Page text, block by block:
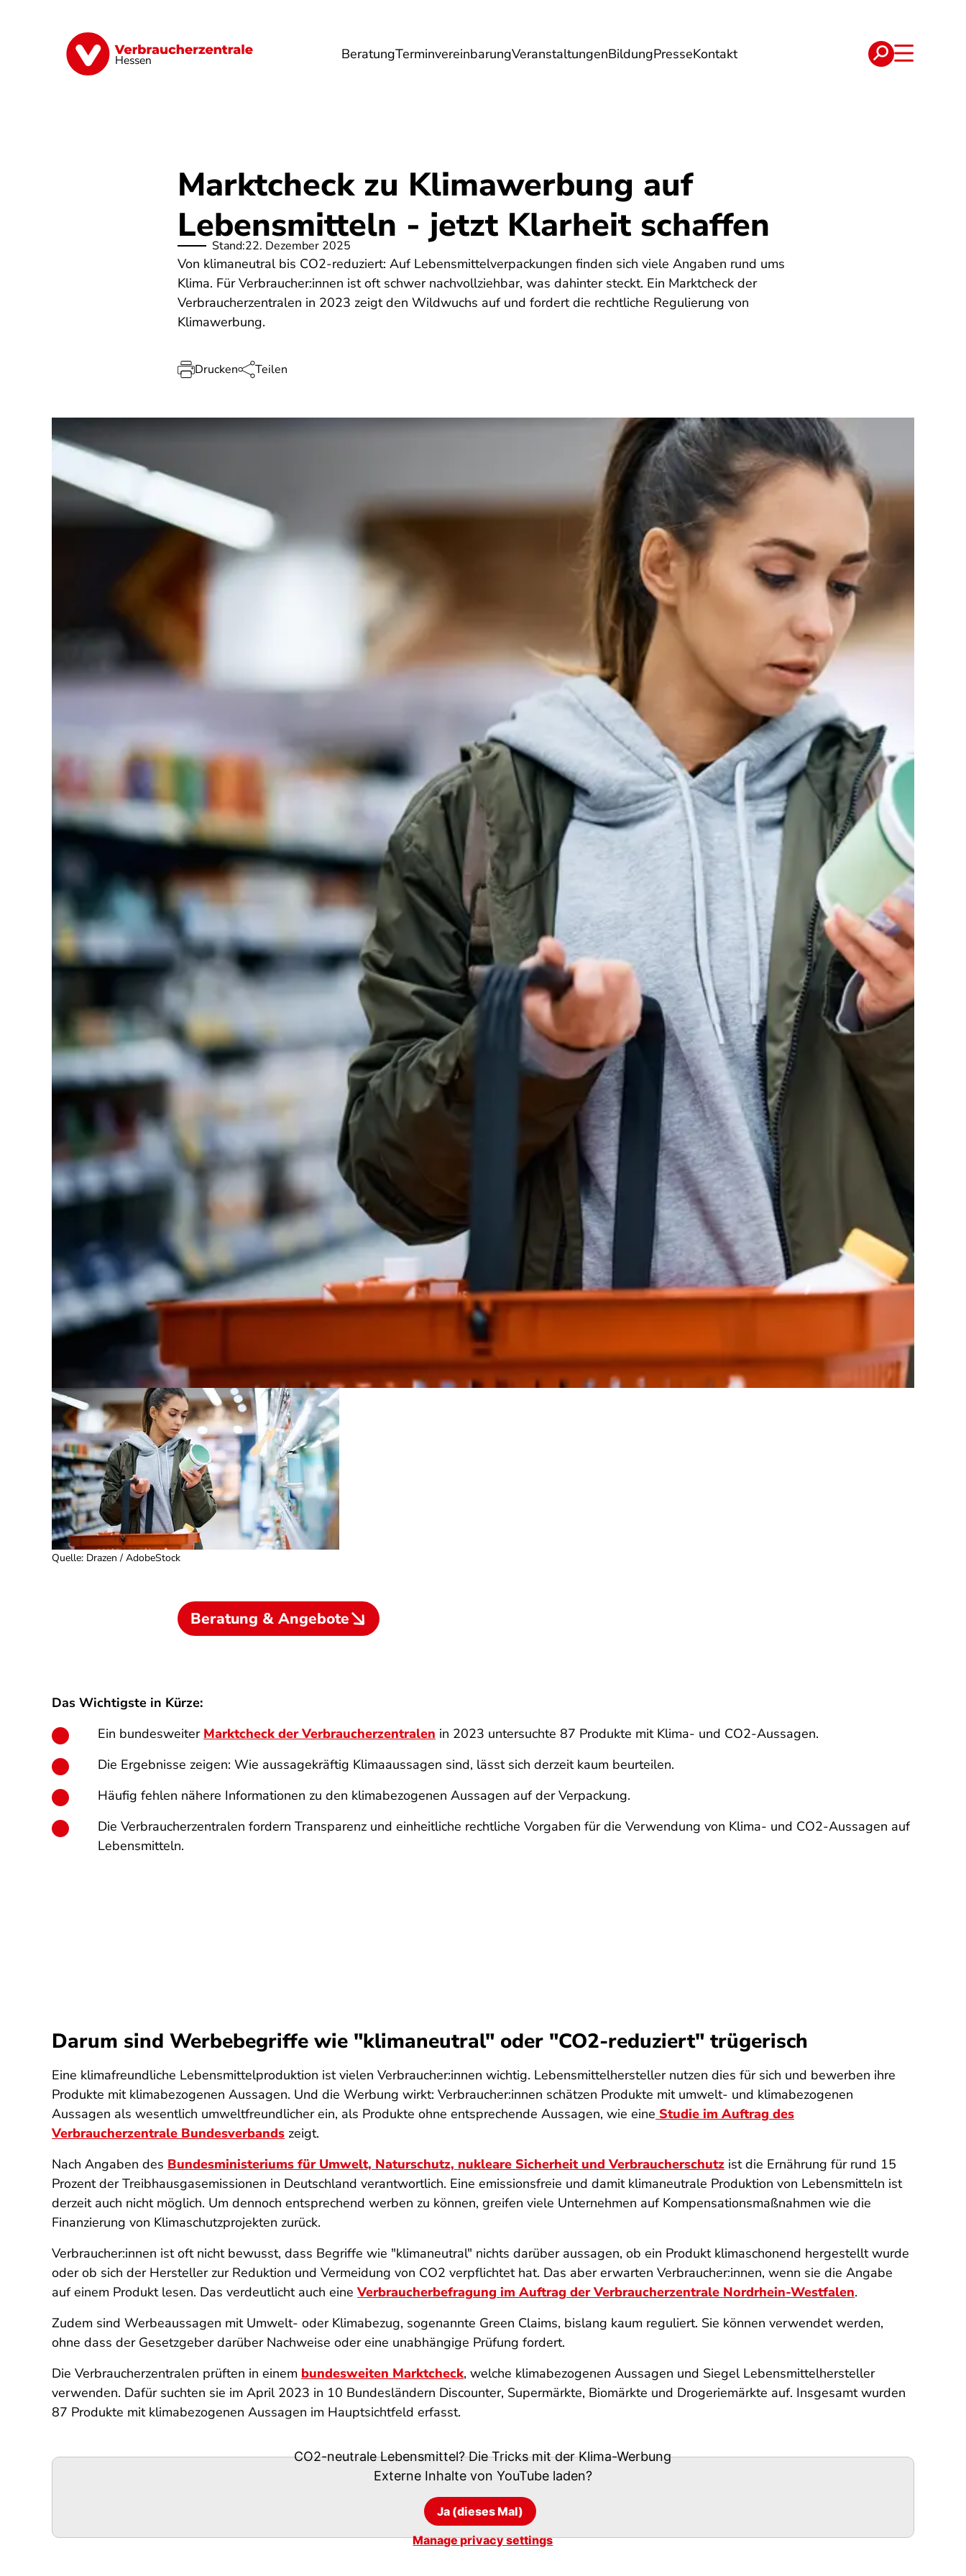
Hessen BeratungTerminvereinbarungVeranstaltungenBildungPresseKontakt
Digitales Energie Finanzen Gesundheit Lebensmittel Reise Umwelt Verträge
Marktcheck zu Klimawerbung auf
Lebensmitteln - jetzt Klarheit schaffen
Stand:22. Dezember 2025
Von klimaneutral bis CO2-reduziert: Auf Lebensmittelverpackungen finden sich viele Angaben rund ums
Klima. Für Verbraucher:innen ist oft schwer nachvollziehbar, was dahinter steckt. Ein Marktcheck der
Verbraucherzentralen in 2023 zeigt den Wildwuchs auf und fordert die rechtliche Regulierung von
Klimawerbung.
Drucken Teilen
Quelle: Drazen / AdobeStock
Beratung & Angebote
Das Wichtigste in Kürze:
Ein bundesweiter Marktcheck der Verbraucherzentralen in 2023 untersuchte 87 Produkte mit Klima- und CO2-Aussagen.
Die Ergebnisse zeigen: Wie aussagekräftig Klimaaussagen sind, lässt sich derzeit kaum beurteilen.
Häufig fehlen nähere Informationen zu den klimabezogenen Aussagen auf der Verpackung.
Die Verbraucherzentralen fordern Transparenz und einheitliche rechtliche Vorgaben für die Verwendung von Klima- und CO2-Aussagen auf
Lebensmitteln.
Darum sind Werbebegriffe wie "klimaneutral" oder "CO2-reduziert" trügerisch
Eine klimafreundliche Lebensmittelproduktion ist vielen Verbraucher:innen wichtig. Lebensmittelhersteller nutzen dies für sich und bewerben ihre
Produkte mit klimabezogenen Aussagen. Und die Werbung wirkt: Verbraucher:innen schätzen Produkte mit umwelt- und klimabezogenen
Aussagen als wesentlich umweltfreundlicher ein, als Produkte ohne entsprechende Aussagen, wie eine Studie im Auftrag des
Verbraucherzentrale Bundesverbands zeigt.
Nach Angaben des Bundesministeriums für Umwelt, Naturschutz, nukleare Sicherheit und Verbraucherschutz ist die Ernährung für rund 15
Prozent der Treibhausgasemissionen in Deutschland verantwortlich. Eine emissionsfreie und damit klimaneutrale Produktion von Lebensmitteln ist
derzeit auch nicht möglich. Um dennoch entsprechend werben zu können, greifen viele Unternehmen auf Kompensationsmaßnahmen wie die
Finanzierung von Klimaschutzprojekten zurück.
Verbraucher:innen ist oft nicht bewusst, dass Begriffe wie "klimaneutral" nichts darüber aussagen, ob ein Produkt klimaschonend hergestellt wurde
oder ob sich der Hersteller zur Reduktion und Vermeidung von CO2 verpflichtet hat. Das aber erwarten Verbraucher:innen, wenn sie die Angabe
auf einem Produkt lesen. Das verdeutlicht auch eineVerbraucherbefragung im Auftrag der Verbraucherzentrale Nordrhein-Westfalen.
Zudem sind Werbeaussagen mit Umwelt- oder Klimabezug, sogenannte Green Claims, bislang kaum reguliert. Sie können verwendet werden,
ohne dass der Gesetzgeber darüber Nachweise oder eine unabhängige Prüfung fordert.
Die Verbraucherzentralen prüften in einem bundesweiten Marktcheck, welche klimabezogenen Aussagen und Siegel Lebensmittelhersteller
verwenden. Dafür suchten sie im April 2023 in 10 Bundesländern Discounter, Supermärkte, Biomärkte und Drogeriemärkte auf. Insgesamt wurden
87 Produkte mit klimabezogenen Aussagen im Hauptsichtfeld erfasst.
CO2-neutrale Lebensmittel? Die Tricks mit der Klima-Werbung
Externe Inhalte von YouTubeladen?
Ja (dieses Mal)
Manage privacy settings